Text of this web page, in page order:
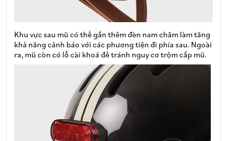
Khu vực sau mũ có thể gắn thêm đèn nam châm làm tăng
khả năng cảnh báo với các phương tiện đi phía sau. Ngoài
ra, mũ còn có lỗ cài khoá để tránh nguy cơ trộm cắp mũ.